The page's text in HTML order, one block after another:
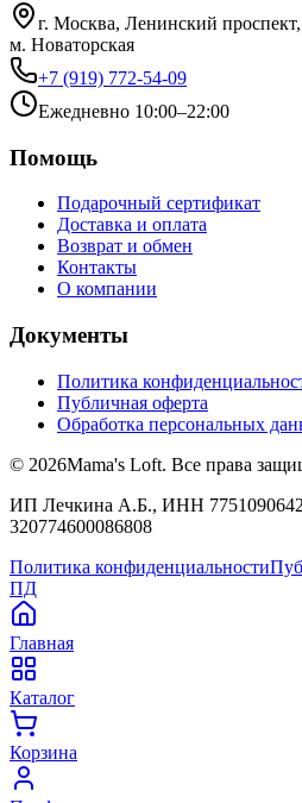
г. Москва, Ленинский
м. Новаторская
+7 (919) 772-54-09
Ежедневно 10:00–22:00
Помощь
Подарочный сертификат
Доставка и оплата
Возврат и обмен
Контакты
О компании
Документы
Политика
Публичная оферта
Обработка персональных
© 2026Mama's Loft. Все права
ИП Лечкина А.Б., ИНН
320774600086808
Политика конфиденциальности
ПД
Главная
Каталог
Корзина